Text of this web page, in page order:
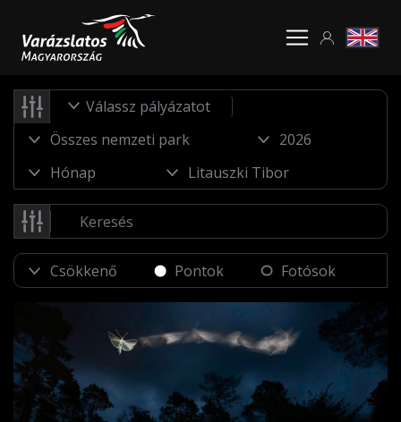
Válassz pályázatot
Pontok Fotósok